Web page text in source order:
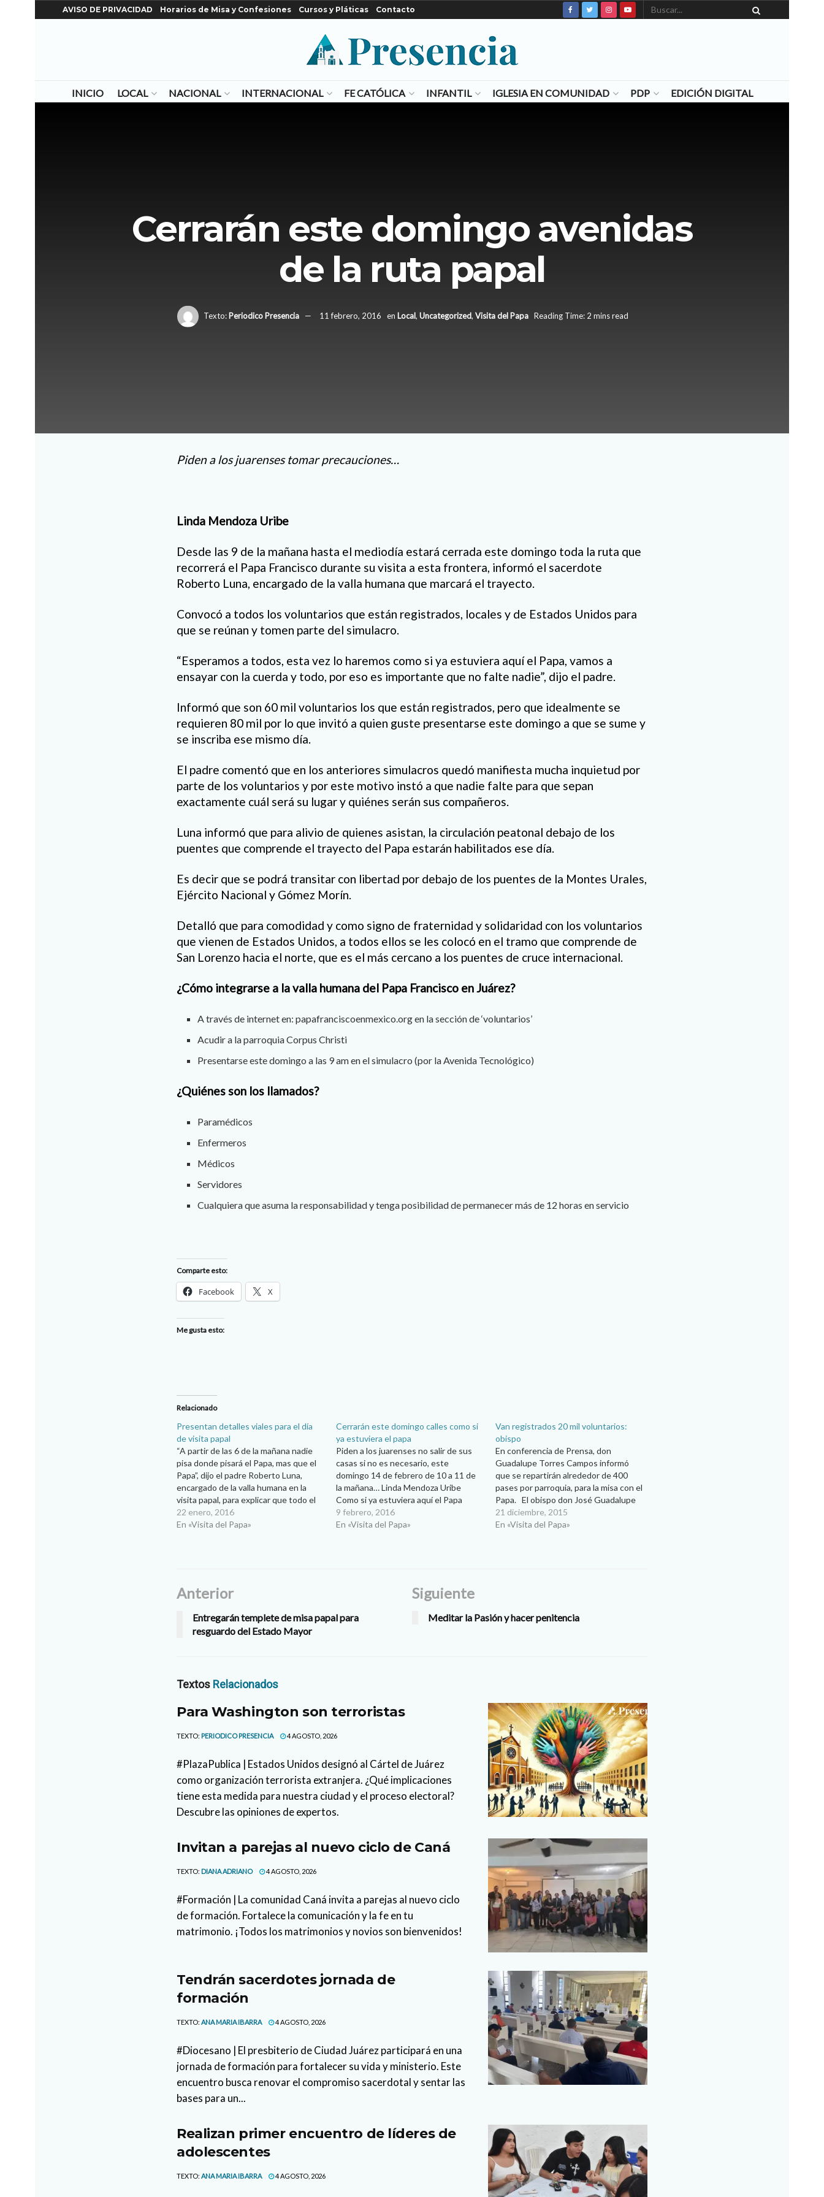
AVISO DE PRIVACIDAD Horarios de Misa y Confesiones Cursos y Pláticas Contacto
INICIO LOCAL NACIONAL INTERNACIONAL FE CATÓLICA INFANTIL IGLESIA EN COMUNIDAD PDP EDICIÓN DIGITAL
Cerrarán este domingo avenidas
de la ruta papal
Texto: Periodico Presencia 11 febrero, 2016 en Local, Uncategorized, Visita del Papa Reading Time: 2 mins read
Piden a los juarenses tomar precauciones…
Linda Mendoza Uribe
Desde las 9 de la mañana hasta el mediodía estará cerrada este domingo toda la ruta que
recorrerá el Papa Francisco durante su visita a esta frontera, informó el sacerdote
Roberto Luna, encargado de la valla humana que marcará el trayecto.
Convocó a todos los voluntarios que están registrados, locales y de Estados Unidos para
que se reúnan y tomen parte del simulacro.
“Esperamos a todos, esta vez lo haremos como si ya estuviera aquí el Papa, vamos a
ensayar con la cuerda y todo, por eso es importante que no falte nadie”, dijo el padre.
Informó que son 60 mil voluntarios los que están registrados, pero que idealmente se
requieren 80 mil por lo que invitó a quien guste presentarse este domingo a que se sume y
se inscriba ese mismo día.
El padre comentó que en los anteriores simulacros quedó manifiesta mucha inquietud por
parte de los voluntarios y por este motivo instó a que nadie falte para que sepan
exactamente cuál será su lugar y quiénes serán sus compañeros.
Luna informó que para alivio de quienes asistan, la circulación peatonal debajo de los
puentes que comprende el trayecto del Papa estarán habilitados ese día.
Es decir que se podrá transitar con libertad por debajo de los puentes de la Montes Urales,
Ejército Nacional y Gómez Morín.
Detalló que para comodidad y como signo de fraternidad y solidaridad con los voluntarios
que vienen de Estados Unidos, a todos ellos se les colocó en el tramo que comprende de
San Lorenzo hacia el norte, que es el más cercano a los puentes de cruce internacional.
¿Cómo integrarse a la valla humana del Papa Francisco en Juárez?
A través de internet en: papafranciscoenmexico.org en la sección de ‘voluntarios’
Acudir a la parroquia Corpus Christi
Presentarse este domingo a las 9 am en el simulacro (por la Avenida Tecnológico)
¿Quiénes son los llamados?
Paramédicos
Enfermeros
Médicos
Servidores
Cualquiera que asuma la responsabilidad y tenga posibilidad de permanecer más de 12 horas en servicio
Comparte esto:
Facebook X
Me gusta esto:
Relacionado
Presentan detalles viales para el día
de visita papal
“A partir de las 6 de la mañana nadie
pisa donde pisará el Papa, mas que el
Papa”, dijo el padre Roberto Luna,
encargado de la valla humana en la
visita papal, para explicar que todo el
trayecto que recorrerá el Sumo
Pontífice estará bloqueado cinco
22 enero, 2016
En «Visita del Papa»
Cerrarán este domingo calles como si
ya estuviera el papa
Piden a los juarenses no salir de sus
casas si no es necesario, este
domingo 14 de febrero de 10 a 11 de
la mañana… Linda Mendoza Uribe
Como si ya estuviera aquí el Papa
Francisco se trabajará este domingo
14 de febrero durante el simulacro
9 febrero, 2016
En «Visita del Papa»
Van registrados 20 mil voluntarios:
obispo
En conferencia de Prensa, don
Guadalupe Torres Campos informó
que se repartirán alrededor de 400
pases por parroquia, para la misa con el
Papa. El obispo don José Guadalupe
Torres Campos informó este domingo
20 de diciembre que en Ciudad Juárez
21 diciembre, 2015
En «Visita del Papa»
Anterior
Entregarán templete de misa papal para
resguardo del Estado Mayor
Siguiente
Meditar la Pasión y hacer penitencia
Textos Relacionados
Para Washington son terroristas
TEXTO: PERIODICO PRESENCIA 4 AGOSTO, 2026
#PlazaPublica | Estados Unidos designó al Cártel de Juárez
como organización terrorista extranjera. ¿Qué implicaciones
tiene esta medida para nuestra ciudad y el proceso electoral?
Descubre las opiniones de expertos.
Invitan a parejas al nuevo ciclo de Caná
TEXTO: DIANA ADRIANO 4 AGOSTO, 2026
#Formación | La comunidad Caná invita a parejas al nuevo ciclo
de formación. Fortalece la comunicación y la fe en tu
matrimonio. ¡Todos los matrimonios y novios son bienvenidos!
Tendrán sacerdotes jornada de
formación
TEXTO: ANA MARIA IBARRA 4 AGOSTO, 2026
#Diocesano | El presbiterio de Ciudad Juárez participará en una
jornada de formación para fortalecer su vida y ministerio. Este
encuentro busca renovar el compromiso sacerdotal y sentar las
bases para un...
Realizan primer encuentro de líderes de
adolescentes
TEXTO: ANA MARIA IBARRA 4 AGOSTO, 2026